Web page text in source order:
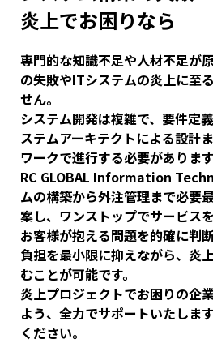
炎上でお困りなら
専門的な知識不足や人材不足が
の失敗やITシステムの炎上に至
せん。
システム開発は複雑で、要件定
ステムアーキテクトによる設計
ワークで進行する必要があります
RC GLOBAL Information
ムの構築から外注管理まで必要
案し、ワンストップでサービスを
お客様が抱える問題を的確に判
負担を最小限に抑えながら、炎
むことが可能です。
炎上プロジェクトでお困りの企
よう、全力でサポートいたしま
ください。